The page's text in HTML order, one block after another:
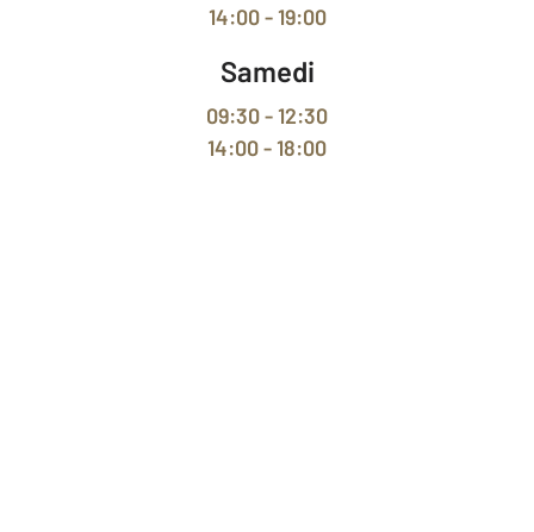
14:00 - 19:00
Samedi
09:30 - 12:30
14:00 - 18:00